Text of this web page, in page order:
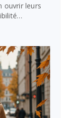
ouvrir leurs